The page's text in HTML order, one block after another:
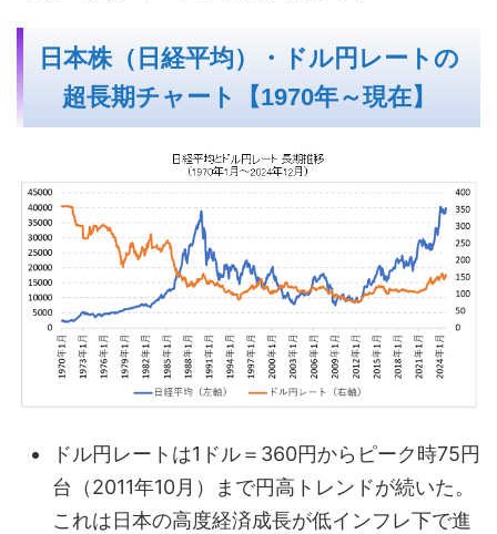
日本株（日経平均）・ドル円レートの
超長期チャート【1970年～現在】
ドル円レートは1ドル＝360円からピーク時75円
台（2011年10月）まで円高トレンドが続いた。
これは日本の高度経済成長が低インフレ下で進